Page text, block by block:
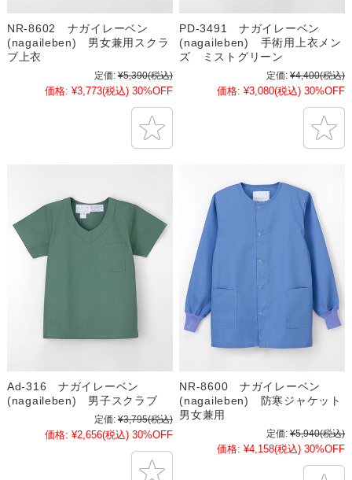
NR-8602 ナガイレーベン
(nagaileben) 男女兼用スクラ
ブ上衣
定価: ¥5,390(税込)
価格: ¥3,773(税込) 30%OFF
PD-3491 ナガイレーベン
(nagaileben) 手術用上衣メン
ズ ミストグリーン
定価: ¥4,400(税込)
価格: ¥3,080(税込) 30%OFF
Ad-316 ナガイレーベン
(nagaileben) 男子スクラブ
定価: ¥3,795(税込)
価格: ¥2,656(税込) 30%OFF
NR-8600 ナガイレーベン
(nagaileben) 防寒ジャケット
男女兼用
定価: ¥5,940(税込)
価格: ¥4,158(税込) 30%OFF